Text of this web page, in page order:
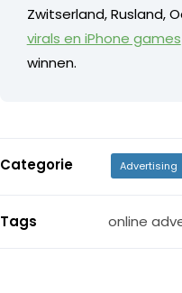
Zwitserland, Rusland,
virals en iPhone games
winnen.
Categorie Advertising
Tags online